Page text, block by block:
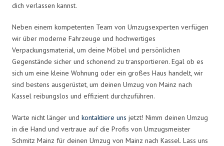
dich verlassen kannst.
Neben einem kompetenten Team von Umzugsexperten verfügen
wir über moderne Fahrzeuge und hochwertiges
Verpackungsmaterial, um deine Möbel und persönlichen
Gegenstände sicher und schonend zu transportieren. Egal ob es
sich um eine kleine Wohnung oder ein großes Haus handelt, wir
sind bestens ausgerüstet, um deinen Umzug von Mainz nach
Kassel reibungslos und effizient durchzuführen.
Warte nicht länger und kontaktiere uns jetzt! Nimm deinen Umzug
in die Hand und vertraue auf die Profis von Umzugsmeister
Schmitz Mainz für deinen Umzug von Mainz nach Kassel. Lass uns